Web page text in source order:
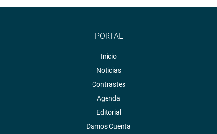
PORTAL
Inicio
Noticias
Contrastes
Agenda
Editorial
Damos Cuenta